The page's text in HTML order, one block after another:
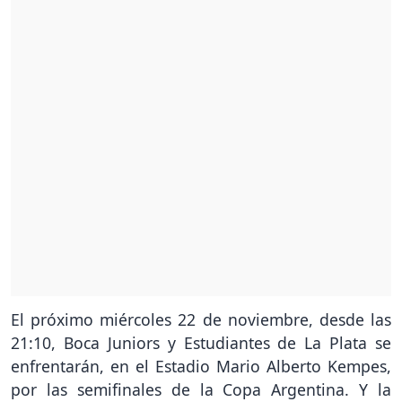
El próximo miércoles 22 de noviembre, desde las
21:10, Boca Juniors y Estudiantes de La Plata se
enfrentarán, en el Estadio Mario Alberto Kempes,
por las semifinales de la Copa Argentina. Y la